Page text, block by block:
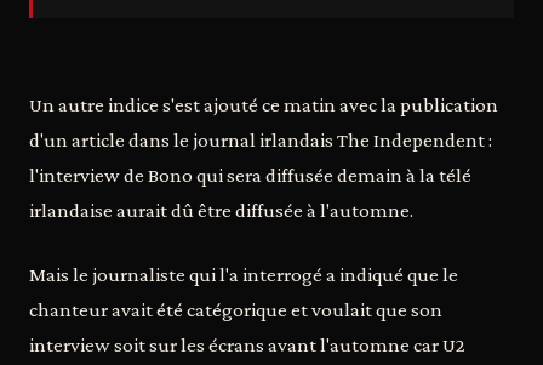
Un autre indice s'est ajouté ce matin avec la publication
d'un article dans le journal irlandais The Independent :
l'interview de Bono qui sera diffusée demain à la télé
irlandaise aurait dû être diffusée à l'automne.
Mais le journaliste qui l'a interrogé a indiqué que le
chanteur avait été catégorique et voulait que son
interview soit sur les écrans avant l'automne car U2